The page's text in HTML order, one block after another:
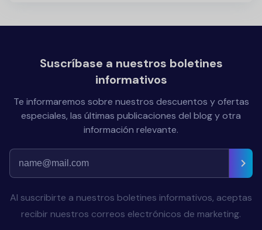
Suscríbase a nuestros boletines
informativos
Te informaremos sobre nuestros descuentos y ofertas
especiales, las últimas publicaciones del blog y otra
información relevante.
Al suscribirte a nuestros boletines informativos, aceptas
recibir nuestros correos electrónicos de marketing.